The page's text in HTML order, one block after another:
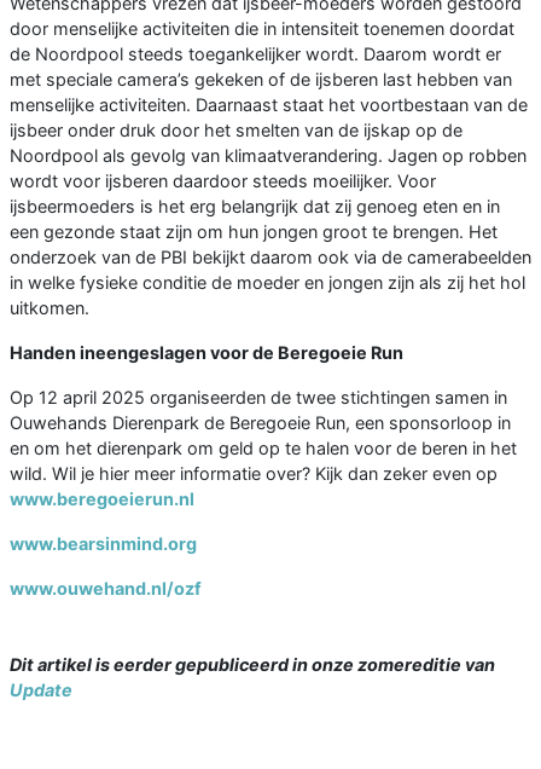
door menselijke activiteiten die in intensiteit toenemen doordat
de Noordpool steeds toegankelijker wordt. Daarom wordt er
met speciale camera’s gekeken of de ijsberen last hebben van
menselijke activiteiten. Daarnaast staat het voortbestaan van de
ijsbeer onder druk door het smelten van de ijskap op de
Noordpool als gevolg van klimaatverandering. Jagen op robben
wordt voor ijsberen daardoor steeds moeilijker. Voor
ijsbeermoeders is het erg belangrijk dat zij genoeg eten en in
een gezonde staat zijn om hun jongen groot te brengen. Het
onderzoek van de PBI bekijkt daarom ook via de camerabeelden
in welke fysieke conditie de moeder en jongen zijn als zij het hol
uitkomen.
Handen ineengeslagen voor de Beregoeie Run
Op 12 april 2025 organiseerden de twee stichtingen samen in
Ouwehands Dierenpark de Beregoeie Run, een sponsorloop in
en om het dierenpark om geld op te halen voor de beren in het
wild. Wil je hier meer informatie over? Kijk dan zeker even op
www.beregoeierun.nl
www.bearsinmind.org
www.ouwehand.nl/ozf
Dit artikel is eerder gepubliceerd in onze zomereditie van
Update